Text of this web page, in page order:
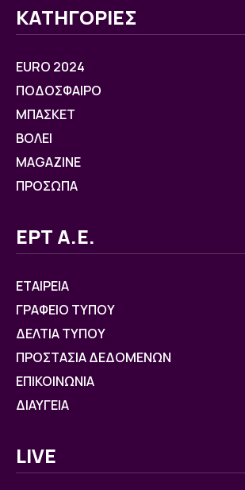
ΚΑΤΗΓΟΡΙΕΣ
EURO 2024
ΠΟΔΟΣΦΑΙΡΟ
ΜΠΑΣΚΕΤ
ΒOΛΕΙ
MAGAZINE
ΠΡΟΣΩΠΑ
ΕΡΤ Α.Ε.
ΕΤΑΙΡΕΙΑ
ΓΡΑΦΕΙΟ ΤΥΠΟΥ
ΔΕΛΤΙΑ ΤΥΠΟΥ
ΠΡΟΣΤΑΣΙΑ ΔΕΔΟΜΕΝΩΝ
ΕΠΙΚΟΙΝΩΝΙΑ
ΔΙΑΥΓΕΙΑ
LIVE